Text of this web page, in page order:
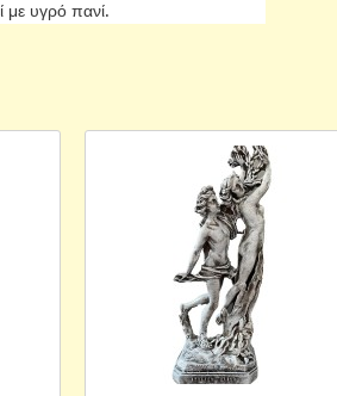
με υγρό πανί.